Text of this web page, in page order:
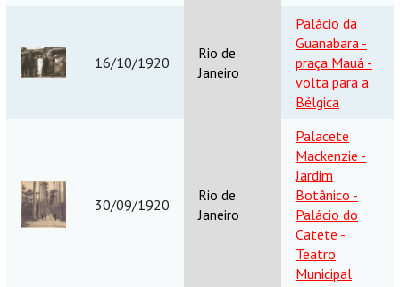
16/10/1920
Rio de
Janeiro
Palácio da
Guanabara -
praça Mauá -
volta para a
Bélgica
30/09/1920
Rio de
Janeiro
Palacete
Mackenzie -
Jardim
Botânico -
Palácio do
Catete -
Teatro
Municipal